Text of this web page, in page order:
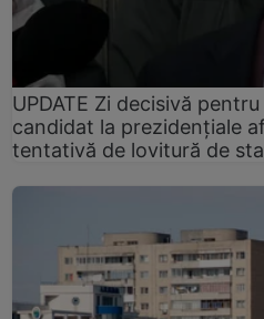
UPDATE Zi decisivă
candidat la prezidențiale
tentativă de lovitură de